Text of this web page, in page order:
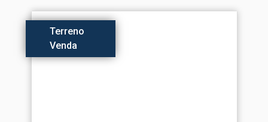
Terreno
Venda